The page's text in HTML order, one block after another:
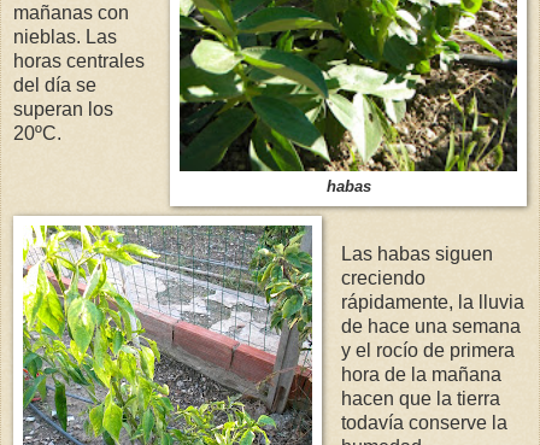
habas
mañanas con
nieblas. Las
horas centrales
del día se
superan los
20ºC.
Las habas siguen
creciendo
rápidamente, la lluvia
de hace una semana
y el rocío de primera
hora de la mañana
hacen que la tierra
todavía conserve la